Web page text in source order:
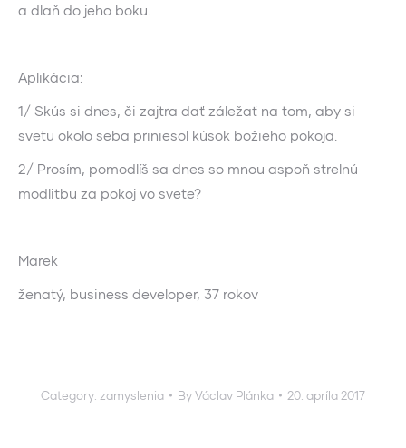
a dlaň do jeho boku.
Aplikácia:
1/ Skús si dnes, či zajtra dať záležať na tom, aby si
svetu okolo seba priniesol kúsok božieho pokoja.
2/ Prosím, pomodlíš sa dnes so mnou aspoň strelnú
modlitbu za pokoj vo svete?
Marek
ženatý, business developer, 37 rokov
Category: zamyslenia ByVáclav Plánka 20. apríla 2017